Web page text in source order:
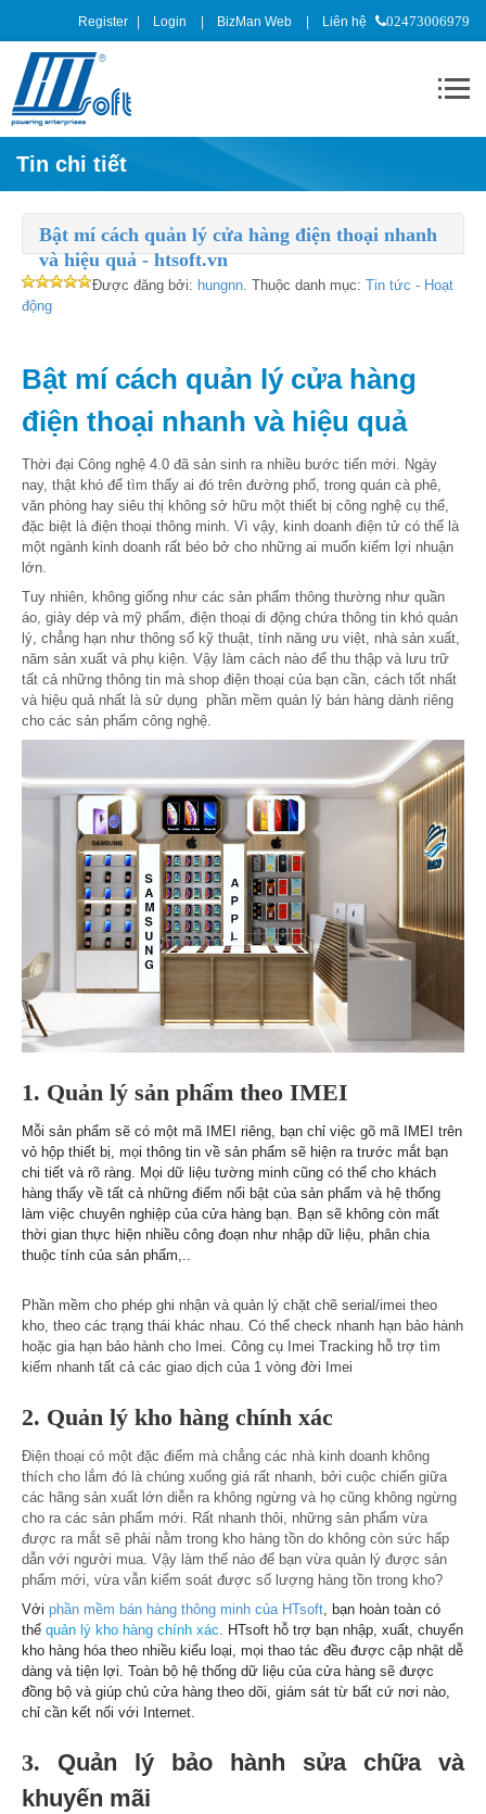
Register Login BizMan Web Liên hệ 02473006979
Tin chi tiết
Bật mí cách quản lý cửa hàng điện thoại nhanh
và hiệu quả - htsoft.vn
Được đăng bởi: hungnn. Thuộc danh mục: Tin tức - Hoạt
động
Bật mí cách quản lý cửa hàng
điện thoại nhanh và hiệu quả
Thời đại Công nghệ 4.0 đã sản sinh ra nhiều bước tiến mới. Ngày
nay, thật khó để tìm thấy ai đó trên đường phố, trong quán cà phê,
văn phòng hay siêu thị không sở hữu một thiết bị công nghệ cụ thể,
đặc biệt là điện thoại thông minh. Vì vậy, kinh doanh điện tử có thể là
một ngành kinh doanh rất béo bở cho những ai muốn kiếm lợi nhuận
lớn.
Tuy nhiên, không giống như các sản phẩm thông thường như quần
áo, giày dép và mỹ phẩm, điện thoại di động chứa thông tin khó quản
lý, chẳng hạn như thông số kỹ thuật, tính năng ưu việt, nhà sản xuất,
năm sản xuất và phụ kiện. Vậy làm cách nào để thu thập và lưu trữ
tất cả những thông tin mà shop điện thoại của bạn cần, cách tốt nhất
và hiệu quả nhất là sử dụng phần mềm quản lý bán hàng dành riêng
cho các sản phẩm công nghệ.
1. Quản lý sản phẩm theo IMEI
Mỗi sản phẩm sẽ có một mã IMEI riêng, bạn chỉ việc gõ mã IMEI trên
vỏ hộp thiết bị, mọi thông tin về sản phẩm sẽ hiện ra trước mắt bạn
chi tiết và rõ ràng. Mọi dữ liệu tường minh cũng có thể cho khách
hàng thấy về tất cả những điểm nổi bật của sản phẩm và hệ thống
làm việc chuyên nghiệp của cửa hàng bạn. Bạn sẽ không còn mất
thời gian thực hiện nhiều công đoạn như nhập dữ liệu, phân chia
thuộc tính của sản phẩm,..
Phần mềm cho phép ghi nhận và quản lý chặt chẽ serial/imei theo
kho, theo các trạng thái khác nhau. Có thể check nhanh hạn bảo hành
hoặc gia hạn bảo hành cho Imei. Công cụ Imei Tracking hỗ trợ tìm
kiếm nhanh tất cả các giao dịch của 1 vòng đời Imei
2. Quản lý kho hàng chính xác
Điện thoại có một đặc điểm mà chẳng các nhà kinh doanh không
thích cho lắm đó là chúng xuống giá rất nhanh, bởi cuộc chiến giữa
các hãng sản xuất lớn diễn ra không ngừng và họ cũng không ngừng
cho ra các sản phẩm mới. Rất nhanh thôi, những sản phẩm vừa
được ra mắt sẽ phải nằm trong kho hàng tồn do không còn sức hấp
dẫn với người mua. Vậy làm thế nào để bạn vừa quản lý được sản
phẩm mới, vừa vẫn kiểm soát được số lượng hàng tồn trong kho?
Với phần mềm bán hàng thông minh của HTsoft, bạn hoàn toàn có
thể quản lý kho hàng chính xác. HTsoft hỗ trợ bạn nhập, xuất, chuyển
kho hàng hóa theo nhiều kiểu loại, mọi thao tác đều được cập nhật dễ
dàng và tiện lợi. Toàn bộ hệ thống dữ liệu của cửa hàng sẽ được
đồng bộ và giúp chủ cửa hàng theo dõi, giám sát từ bất cứ nơi nào,
chỉ cần kết nối với Internet.
3. Quản lý bảo hành sửa chữa và
khuyến mãi